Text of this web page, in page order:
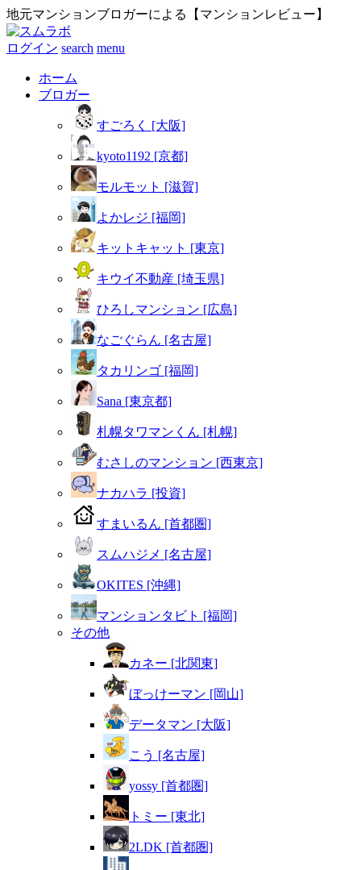
地元マンションブロガーによる【マンションレビュー】
ログイン search menu
ホーム
ブロガー
すごろく [大阪]
kyoto1192 [京都]
モルモット [滋賀]
よかレジ [福岡]
キットキャット [東京]
キウイ不動産 [埼玉県]
ひろしマンション [広島]
なごぐらん [名古屋]
タカリンゴ [福岡]
Sana [東京都]
札幌タワマンくん [札幌]
むさしのマンション [西東京]
ナカハラ [投資]
すまいるん [首都圏]
スムハジメ [名古屋]
OKITES [沖縄]
マンションタビト [福岡]
その他
カネー [北関東]
ぼっけーマン [岡山]
データマン [大阪]
こう [名古屋]
yossy [首都圏]
トミー [東北]
2LDK [首都圏]